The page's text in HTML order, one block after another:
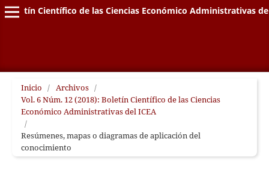
Boletín Científico de las Ciencias Económico Administrativas
Inicio / Archivos /
Vol. 6 Núm. 12 (2018): Boletín Científico de las Ciencias
Económico Administrativas del ICEA
/
Resúmenes, mapas o diagramas de aplicación del
conocimiento